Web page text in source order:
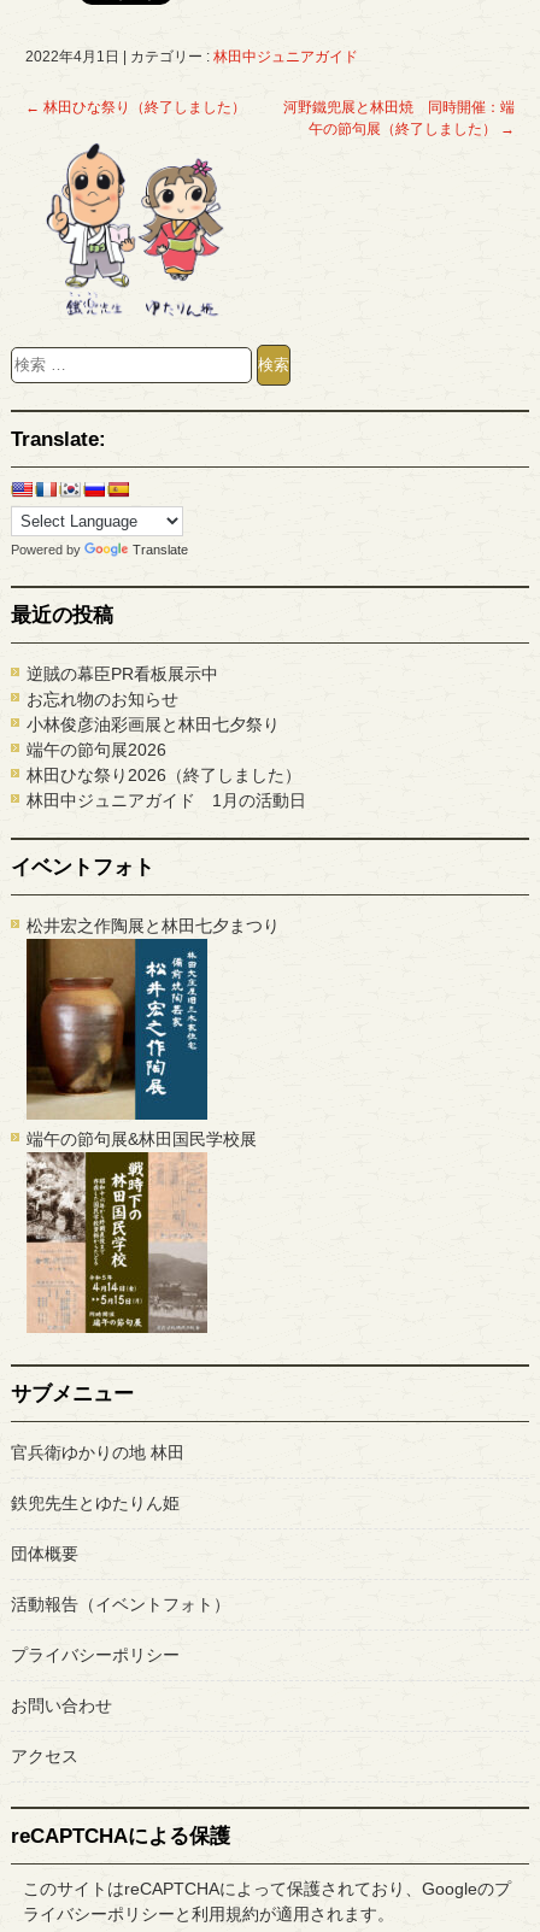
2022年4月1日 | カテゴリー : 林田中ジュニアガイド
← 林田ひな祭り（終了しました）
河野鐵兜展と林田焼 同時開催：端
午の節句展（終了しました）
→
Translate:
Powered by Translate
最近の投稿
逆賊の幕臣PR看板展示中
お忘れ物のお知らせ
小林俊彦油彩画展と林田七夕祭り
端午の節句展2026
林田ひな祭り2026（終了しました）
林田中ジュニアガイド 1月の活動日
イベントフォト
松井宏之作陶展と林田七夕まつり
端午の節句展&林田国民学校展
サブメニュー
官兵衛ゆかりの地 林田
鉄兜先生とゆたりん姫
団体概要
活動報告（イベントフォト）
プライバシーポリシー
お問い合わせ
アクセス
reCAPTCHAによる保護
このサイトはreCAPTCHAによって保護されており、Googleのプ
ライバシーポリシーと利用規約が適用されます。